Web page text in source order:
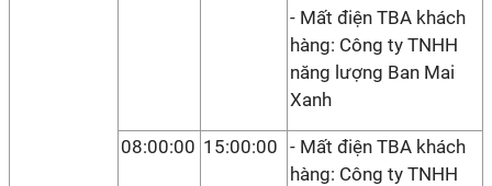
- Mất điện TBA khách
hàng: Công ty TNHH
năng lượng Ban Mai
Xanh
08:00:00 15:00:00 - Mất điện TBA khách
hàng: Công ty TNHH